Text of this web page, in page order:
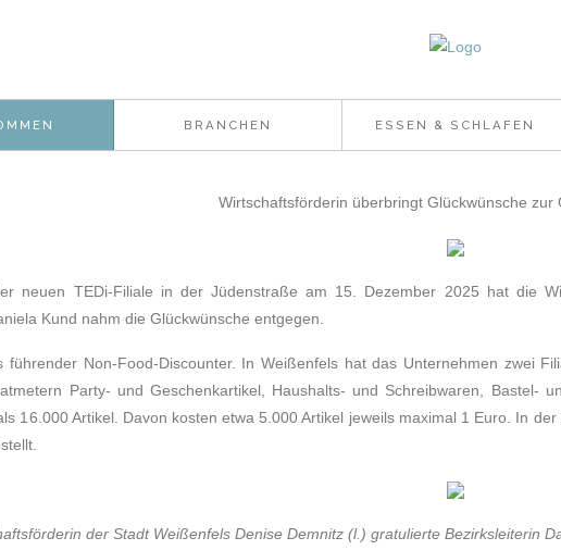
BRANCHEN ESSEN & SCHLAFEN
Wirtschaftsförderin überbringt Glückwünsche zur
neuen TEDi-Filiale in der Jüdenstraße am 15. Dezember 2025 hat die
Kund nahm die Glückwünsche entgegen.
führender Non-Food-Discounter. In Weißenfels hat das Unternehmen zwei
Party- und Geschenkartikel, Haushalts- und Schreibwaren, Bastel-
16.000 Artikel. Davon kosten etwa 5.000 Artikel jeweils maximal 1 Euro. In
der Stadt Weißenfels Denise Demnitz (l.) gratulierte Bezirksleiterin